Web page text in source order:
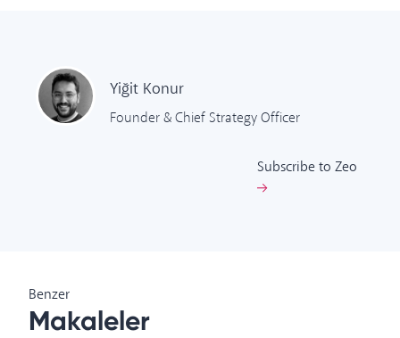
Yiğit Konur
Founder & Chief Strategy Officer
Subscribe to Zeo
Benzer
Makaleler